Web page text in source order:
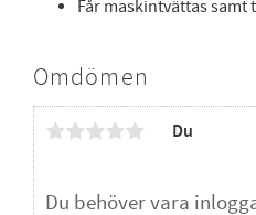
Får maskintvättas samt
Omdömen
Du